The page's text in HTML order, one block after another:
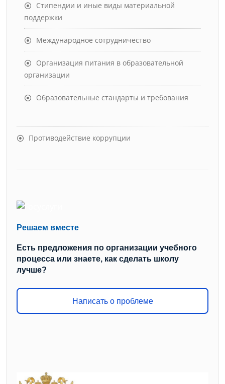
Стипендии и иные виды материальной
поддержки
Международное сотрудничество
Организация питания в образовательной
организации
Образовательные стандарты и требования
Противодействие коррупции
Решаем вместе
Есть предложения по организации учебного
процесса или знаете, как сделать школу
лучше?
Написать о проблеме